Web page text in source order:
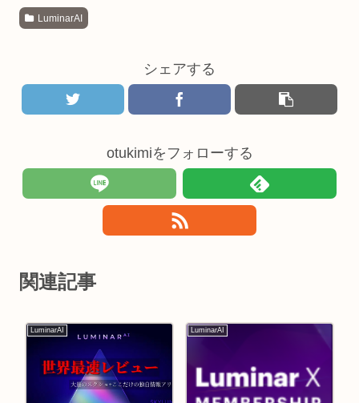
LuminarAI
シェアする
otukimiをフォローする
関連記事
LuminarAI LuminarAI